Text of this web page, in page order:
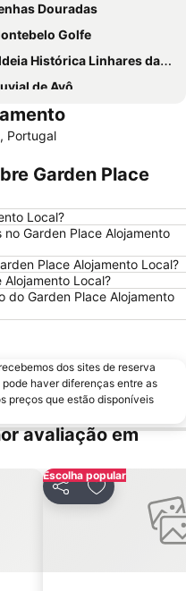
Douradas
Golfe
Histórica Linhares da Beira
de Avô
da Cabreia
de Lamego
- Parque Florestal de Pisão
romano da Bobadela
do Pão
da Batalha do Buçaco
de Viseu
de Linhares da Beira
Grão Vasco
de Vila Maior
Portugal
Garden Place
Local?
Garden Place Alojamento
Place Alojamento Local?
Local?
do Garden Place Alojamento
dos sites de reserva
haver diferenças entre as
preços que estão disponíveis
avaliação em
Escolha popular
PartilharAdicionar